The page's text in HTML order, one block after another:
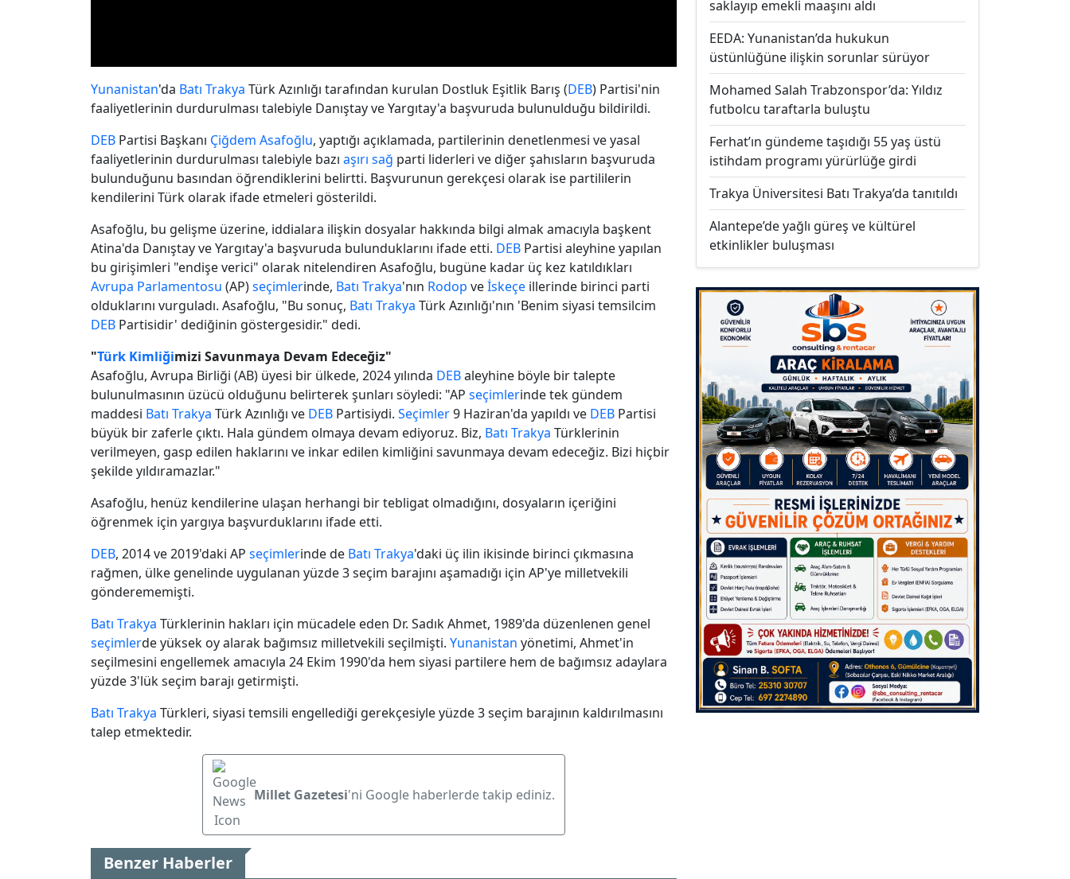
Yunanistan'da Batı Trakya Türk Azınlığı tarafından kurulan Dostluk Eşitlik Barış (DEB) Partisi'nin
faaliyetlerinin durdurulması talebiyle Danıştay ve Yargıtay'a başvuruda bulunulduğu bildirildi.
DEB Partisi Başkanı Çiğdem Asafoğlu, yaptığı açıklamada, partilerinin denetlenmesi ve yasal
faaliyetlerinin durdurulması talebiyle bazı aşırı sağ parti liderleri ve diğer şahısların başvuruda
bulunduğunu basından öğrendiklerini belirtti. Başvurunun gerekçesi olarak ise partililerin
kendilerini Türk olarak ifade etmeleri gösterildi.
Asafoğlu, bu gelişme üzerine, iddialara ilişkin dosyalar hakkında bilgi almak amacıyla başkent
Atina'da Danıştay ve Yargıtay'a başvuruda bulunduklarını ifade etti. DEB Partisi aleyhine yapılan
bu girişimleri "endişe verici" olarak nitelendiren Asafoğlu, bugüne kadar üç kez katıldıkları
Avrupa Parlamentosu (AP)seçimlerinde, Batı Trakya'nın Rodop veİskeçe illerinde birinci parti
olduklarını vurguladı. Asafoğlu, "Bu sonuç, Batı Trakya Türk Azınlığı'nın 'Benim siyasi temsilcim
DEB Partisidir' dediğinin göstergesidir." dedi.
"Türk Kimliğimizi Savunmaya Devam Edeceğiz"
Asafoğlu, Avrupa Birliği (AB) üyesi bir ülkede, 2024 yılında DEBaleyhine böyle bir talepte
bulunulmasının üzücü olduğunu belirterek şunları söyledi: "AP seçimlerinde tek gündem
maddesi Batı Trakya Türk Azınlığı ve DEB Partisiydi. Seçimler9 Haziran'da yapıldı ve DEB Partisi
büyük bir zaferle çıktı. Hala gündem olmaya devam ediyoruz. Biz, Batı Trakya Türklerinin
verilmeyen, gasp edilen haklarını ve inkar edilen kimliğini savunmaya devam edeceğiz. Bizi hiçbir
şekilde yıldıramazlar."
Asafoğlu, henüz kendilerine ulaşan herhangi bir tebligat olmadığını, dosyaların içeriğini
öğrenmek için yargıya başvurduklarını ifade etti.
DEB, 2014 ve 2019'daki AP seçimlerinde de Batı Trakya'daki üç ilin ikisinde birinci çıkmasına
rağmen, ülke genelinde uygulanan yüzde 3 seçim barajını aşamadığı için AP'ye milletvekili
gönderememişti.
Batı Trakya Türklerinin hakları için mücadele eden Dr. Sadık Ahmet, 1989'da düzenlenen genel
seçimlerde yüksek oy alarak bağımsız milletvekili seçilmişti. Yunanistan yönetimi, Ahmet'in
seçilmesini engellemek amacıyla 24 Ekim 1990'da hem siyasi partilere hem de bağımsız adaylara
yüzde 3'lük seçim barajı getirmişti.
Batı Trakya Türkleri, siyasi temsili engellediği gerekçesiyle yüzde 3 seçim barajının kaldırılmasını
talep etmektedir.
Millet Gazetesi'ni Google haberlerde takip ediniz.
Benzer Haberler
saklayıp emekli maaşını aldı
EEDA: Yunanistan’da hukukun
üstünlüğüne ilişkin sorunlar sürüyor
Mohamed Salah Trabzonspor’da: Yıldız
futbolcu taraftarla buluştu
Ferhat’ın gündeme taşıdığı 55 yaş üstü
istihdam programı yürürlüğe girdi
Trakya Üniversitesi Batı Trakya’da tanıtıldı
Alantepe’de yağlı güreş ve kültürel
etkinlikler buluşması